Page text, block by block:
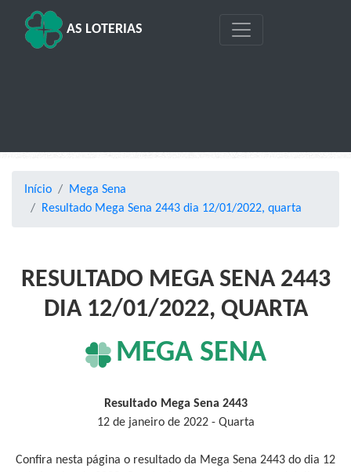
AS LOTERIAS
Início
Mega Sena
Resultado Mega Sena 2443 dia 12/01/2022, quarta
RESULTADO MEGA SENA 2443
DIA 12/01/2022, QUARTA
MEGA SENA
Resultado Mega Sena 2443
12 de janeiro de 2022 - Quarta
Confira nesta página o resultado da Mega Sena 2443 do dia 12